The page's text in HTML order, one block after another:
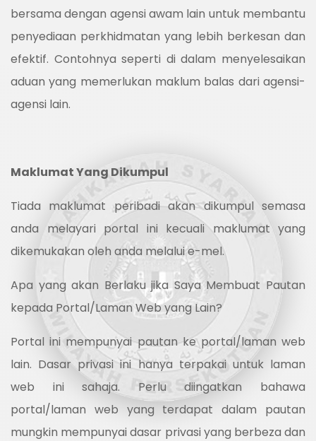
bersama dengan agensi awam lain untuk membantu
penyediaan perkhidmatan yang lebih berkesan dan
efektif. Contohnya seperti di dalam menyelesaikan
aduan yang memerlukan maklum balas dari agensi-
agensi lain.
Maklumat Yang Dikumpul
Tiada maklumat peribadi akan dikumpul semasa
anda melayari portal ini kecuali maklumat yang
dikemukakan oleh anda melalui e-mel.
Apa yang akan Berlaku jika Saya Membuat Pautan
kepada Portal/Laman Web yang Lain?
Portal ini mempunyai pautan ke portal/laman web
lain. Dasar privasi ini hanya terpakai untuk laman
web ini sahaja. Perlu diingatkan bahawa
portal/laman web yang terdapat dalam pautan
mungkin mempunyai dasar privasi yang berbeza dan